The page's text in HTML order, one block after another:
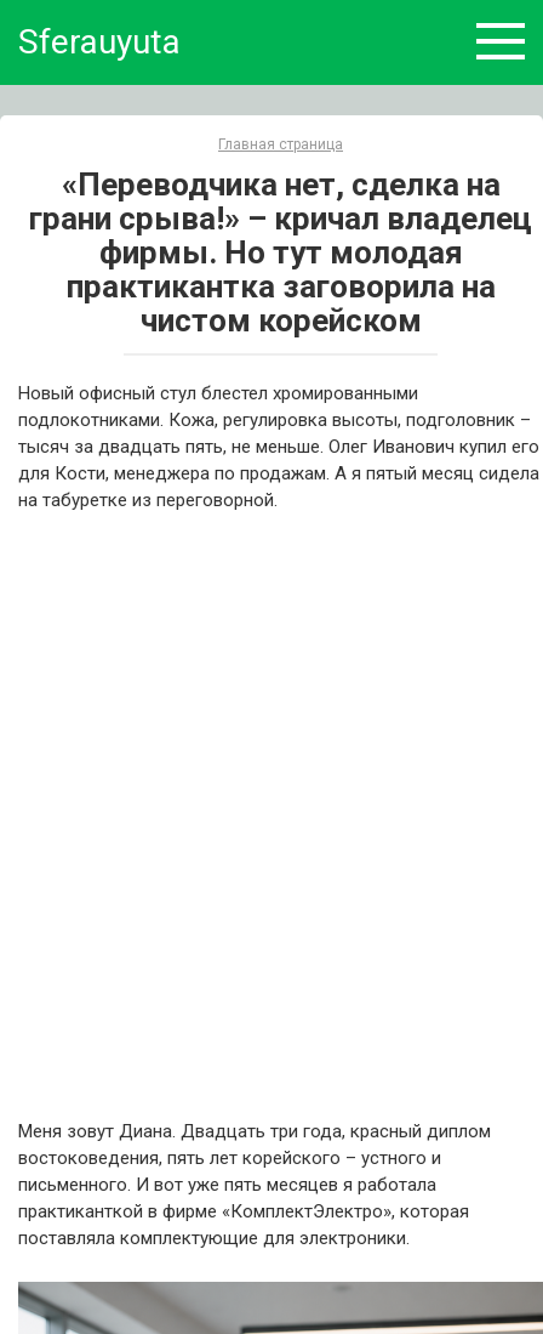
Sferauyuta
Главная страница
«Переводчика нет, сделка на
грани срыва!» – кричал владелец
фирмы. Но тут молодая
практикантка заговорила на
чистом корейском
Новый офисный стул блестел хромированными
подлокотниками. Кожа, регулировка высоты, подголовник –
тысяч за двадцать пять, не меньше. Олег Иванович купил его
для Кости, менеджера по продажам. А я пятый месяц сидела
на табуретке из переговорной.
Меня зовут Диана. Двадцать три года, красный диплом
востоковедения, пять лет корейского – устного и
письменного. И вот уже пять месяцев я работала
практиканткой в фирме «КомплектЭлектро», которая
поставляла комплектующие для электроники.